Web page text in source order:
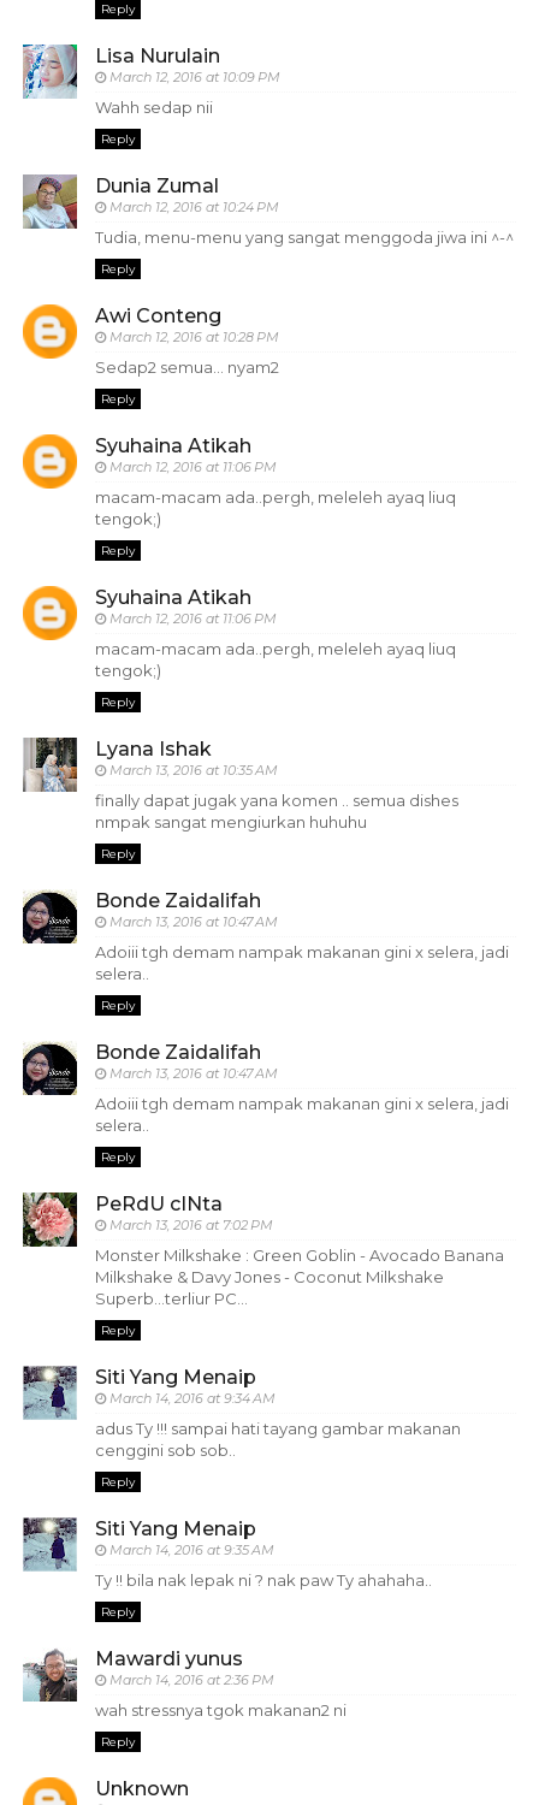
Reply
Lisa Nurulain
March 12, 2016 at 10:09 PM
Wahh sedap nii
Reply
Dunia Zumal
March 12, 2016 at 10:24 PM
Tudia, menu-menu yang sangat menggoda jiwa ini ^-^
Reply
Awi Conteng
March 12, 2016 at 10:28 PM
Sedap2 semua... nyam2
Reply
Syuhaina Atikah
March 12, 2016 at 11:06 PM
macam-macam ada..pergh, meleleh ayaq liuq
tengok;)
Reply
Syuhaina Atikah
March 12, 2016 at 11:06 PM
macam-macam ada..pergh, meleleh ayaq liuq
tengok;)
Reply
Lyana Ishak
March 13, 2016 at 10:35 AM
finally dapat jugak yana komen .. semua dishes
nmpak sangat mengiurkan huhuhu
Reply
Bonde Zaidalifah
March 13, 2016 at 10:47 AM
Adoiii tgh demam nampak makanan gini x selera, jadi
selera..
Reply
Bonde Zaidalifah
March 13, 2016 at 10:47 AM
Adoiii tgh demam nampak makanan gini x selera, jadi
selera..
Reply
PeRdU cINta
March 13, 2016 at 7:02 PM
Monster Milkshake : Green Goblin - Avocado Banana
Milkshake & Davy Jones - Coconut Milkshake
Superb...terliur PC...
Reply
Siti Yang Menaip
March 14, 2016 at 9:34 AM
adus Ty !!! sampai hati tayang gambar makanan
cenggini sob sob..
Reply
Siti Yang Menaip
March 14, 2016 at 9:35 AM
Ty !! bila nak lepak ni ? nak paw Ty ahahaha..
Reply
Mawardi yunus
March 14, 2016 at 2:36 PM
wah stressnya tgok makanan2 ni
Reply
Unknown